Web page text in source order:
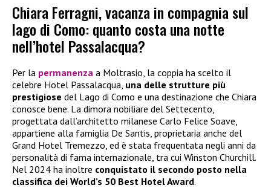
Chiara Ferragni, vacanza in compagnia sul
lago di Como: quanto costa una notte
nell’hotel Passalacqua?
Per la permanenza a Moltrasio, la coppia ha scelto il
celebre Hotel Passalacqua, una delle strutture più
prestigiose del Lago di Como e una destinazione che Chiara
conosce bene. La dimora nobiliare del Settecento,
progettata dall’architetto milanese Carlo Felice Soave,
appartiene alla famiglia De Santis, proprietaria anche del
Grand Hotel Tremezzo, ed è stata frequentata negli anni da
personalità di fama internazionale, tra cui Winston Churchill.
Nel 2024 ha inoltre conquistato il secondo posto nella
classifica dei World’s 50 Best Hotel Award.